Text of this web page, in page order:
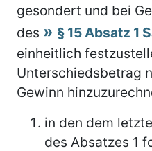
gesondert und bei
des
§ 15 Absatz 1
einheitlich
Unterschiedsbetrag
Gewinn
in den dem
des Absatzes 1